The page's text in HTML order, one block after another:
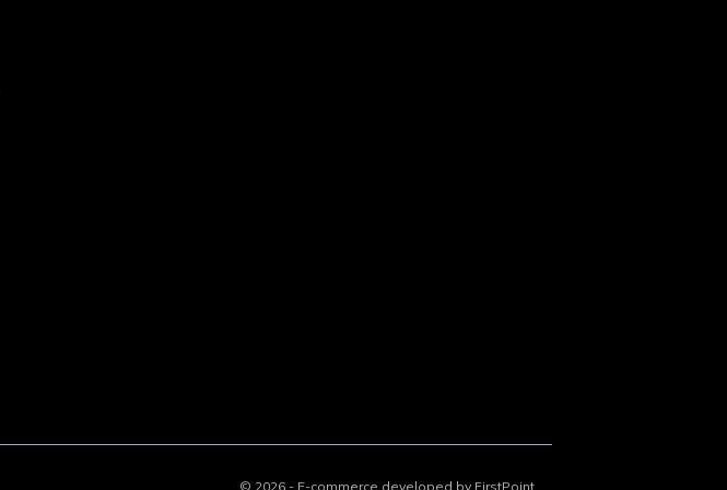
© 2026 - E-commerce developed by FirstPoint